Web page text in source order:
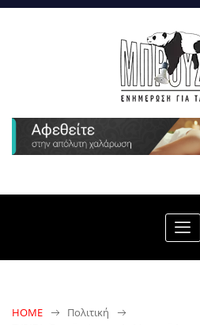
HOME
Πολιτική